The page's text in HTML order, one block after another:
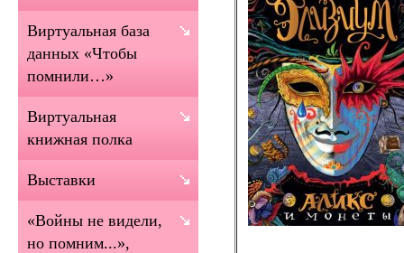
Виртуальная база
данных «Чтобы
помнили…»
Виртуальная
книжная полка
Выставки
«Войны не видели,
но помним...»,